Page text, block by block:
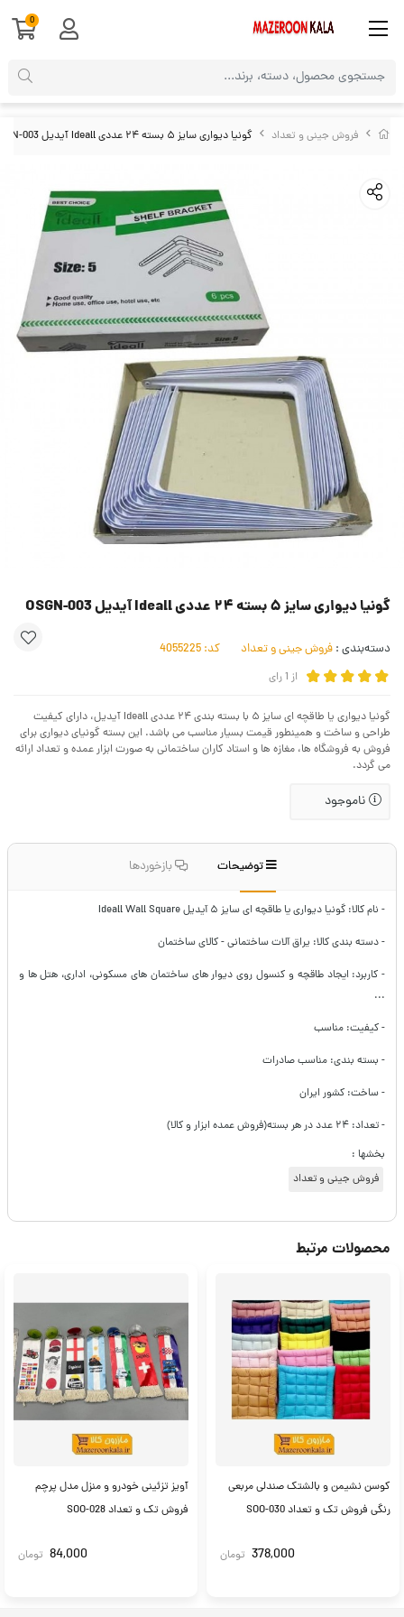
فروش جینی و تعداد گونیا دیواری سایز ۵ بسته ۲۴ عددی Ideall آیدیل OSGN-003
گونیا دیواری سایز ۵ بسته ۲۴ عددی Ideall آیدیل OSGN-003
دسته‌بندی : فروش جینی و تعداد کد:
از 1رای
گونیا دیواری یا طاقچه ای سایز ۵ با بسته بندی ۲۴ عددی Ideall آیدیل، دارای کیفیت
طراحی و ساخت و همینطور قیمت بسیار مناسب می باشد. این بسته گونیای دیواری برای
فروش به فروشگاه ها، مغازه ها و استاد کاران ساختمانی به صورت ابزار عمده و تعداد ارائه
می گردد.
ناموجود
توضیحات بازخوردها
- نام کالا: گونیا دیواری یا طاقچه ای سایز ۵ آیدیل Ideall Wall Square
- دسته بندی کالا: یراق آلات ساختمانی - کالای ساختمان
- کاربرد: ایجاد طاقچه و کنسول روی دیوار های ساختمان های مسکونی، اداری، هتل ها و
...
- کیفیت: مناسب
- بسته بندی: مناسب صادرات
- ساخت: کشور ایران
- تعداد: ۲۴ عدد در هر بسته(فروش عمده ابزار و کالا)
بخشها :
فروش جینی و تعداد
محصولات مرتبط
کوسن نشیمن و بالشتک صندلی مربعی
رنگی فروش تک و تعداد SOO-030
378,000 تومان
آویز تزئینی خودرو و منزل مدل پرچم
فروش‌ تک و تعداد SOO-028
84,000 تومان
0